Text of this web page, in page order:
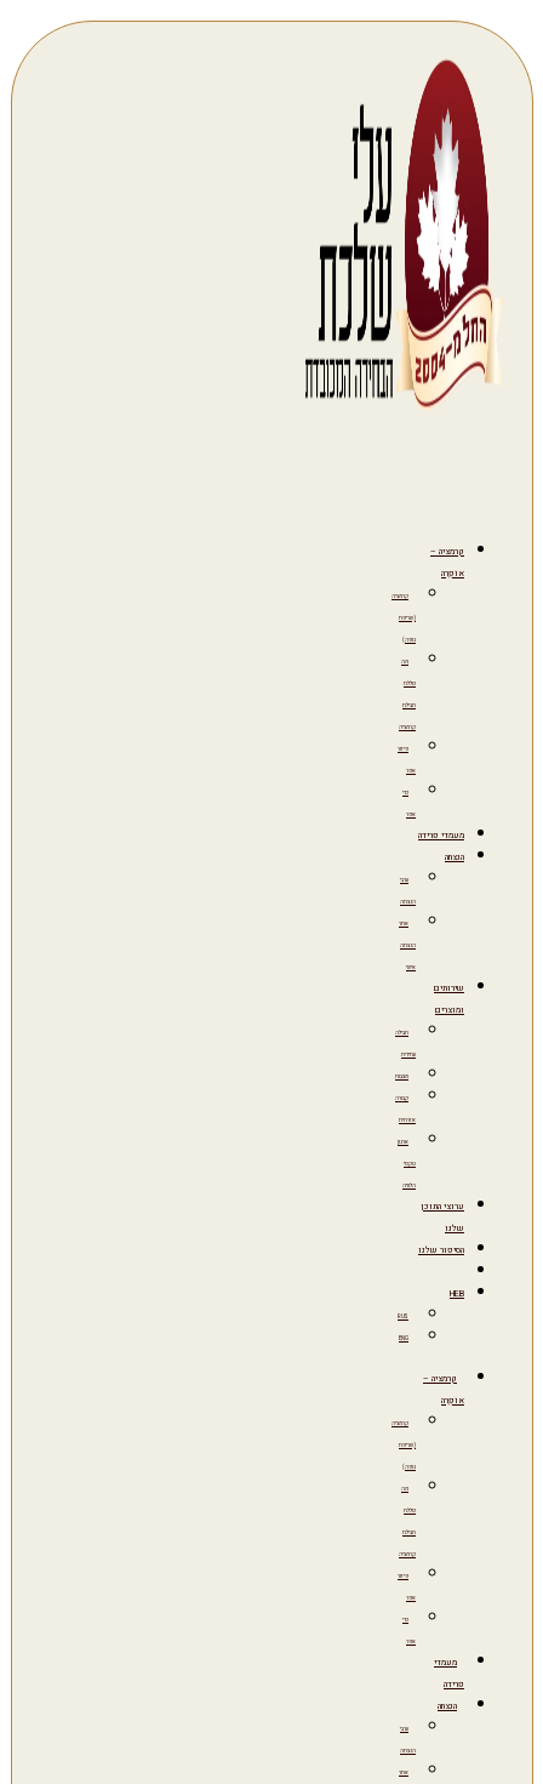
לתוכן
קרמציה –
אוֹפְרָה
קרמציה
(שריפת
גופה)
מה
כוללת
חבילת
קרמציה
פיזור
אפר
כדי
אפר
מעמדי פרידה
הנצחה
ערבי
הנצחה
אתר
הנצחה
אישי
שירותים
ומוצרים
חבילה
עתידית
מצבות
קבורה
אזרחית
ארגון
טקסי
הלוויה
ערוצי התוכן
שלנו
הסיפור שלנו
HEB
RUS
ENG
קרמציה –
אוֹפְרָה
קרמציה
(שריפת
גופה)
מה
כוללת
חבילת
קרמציה
פיזור
אפר
כדי
אפר
מעמדי
פרידה
הנצחה
ערבי
הנצחה
אתר